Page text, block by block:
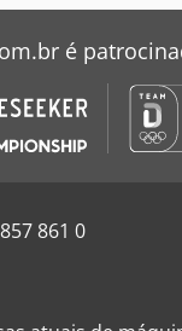
é
861 0